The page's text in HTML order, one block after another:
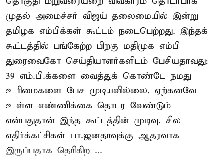
முதல் அமைச்சர் விஜய் தலைமையில் இன்று
தமிழக எம்பிக்கள் கூட்டம் நடைபெற்றது. இந்தக்
கூட்டத்தில் பங்கேற்ற பிறகு மதிமுக எம்பி
துரைவைகோ செய்தியாளர்களிடம் பேசியதாவது:
39 எம்.பி.க்களை வைத்துக் கொண்டே நமது
உரிமைகளை பேச முடியவில்லை. ஏற்கனவே
உள்ள எண்ணிக்கை தொடர வேண்டும்
என்பதுதான் இந்த கூட்டத்தின் முடிவு. சில
எதிர்க்கட்சிகள் பா.ஜனதாவுக்கு ஆதரவாக
இருப்பதாக தெரிகிற ...